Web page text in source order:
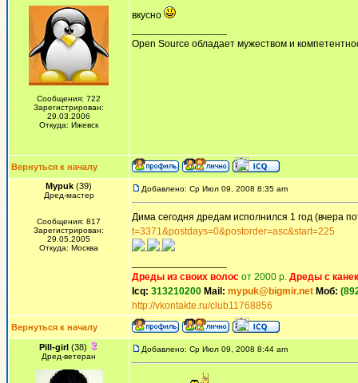
Сообщения: 722
Зарегистрирован:
29.03.2006
Откуда: Ижевск
вкусно
Open Source обладает мужеством и
Вернуться к началу
Mypuk (39)
Дред-мастер
Сообщения: 817
Зарегистрирован:
29.05.2005
Откуда: Москва
Добавлено: Ср Июл 09, 2008 8:35 am
Дима сегодня дредам исполнился 1 год (вчера
t=3371&postdays=0&postorder=asc&start=225
.
.
Дреды из своих волос от 2000 р. Дреды с
Icq: 313210200 Mail: mypuk@bigmir.net Моб:
http://vkontakte.ru/club11768856
Вернуться к началу
Pill-girl (38)
Дред-ветеран
Добавлено: Ср Июл 09, 2008 8:44 am